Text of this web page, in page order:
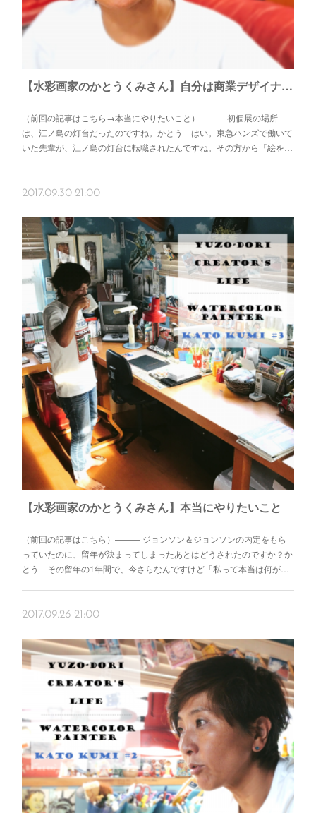
【水彩画家のかとうくみさん】自分は商業デザイナーなのか？アーティストなのか？
（前回の記事はこちら→本当にやりたいこと）――― 初個展の場所
は、江ノ島の灯台だったのですね。かとう はい。東急ハンズで働いて
いた先輩が、江ノ島の灯台に転職されたんですね。その方から「絵を…
2017.09.30 21:00
【水彩画家のかとうくみさん】本当にやりたいこと
（前回の記事はこちら）――― ジョンソン＆ジョンソンの内定をもら
っていたのに、留年が決まってしまったあとはどうされたのですか？か
とう その留年の1年間で、今さらなんですけど「私って本当は何が…
2017.09.26 21:00